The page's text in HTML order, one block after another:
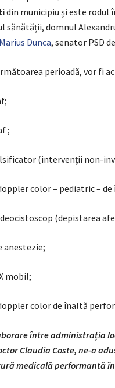
din municipiu și este rodul
sănătății, domnul
Dunca, senator PSD
perioadă, vor fi
;
(intervenții non-
color – pediatric –
(depistarea
anestezie;
mobil;
color de înaltă
între administrația
Claudia Coste, ne-a
medicală performantă